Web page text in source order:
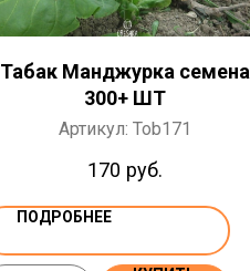
Табак Манджурка семена
300+ ШТ
Артикул: Tob171
170 руб.
ПОДРОБНЕЕ